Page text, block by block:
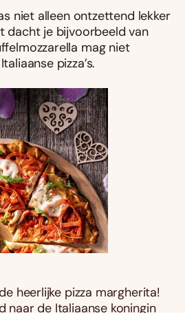
niet alleen ontzettend lekker
dacht je bijvoorbeeld van
mag niet
pizza’s.
heerlijke pizza margherita!
naar de Italiaanse koningin